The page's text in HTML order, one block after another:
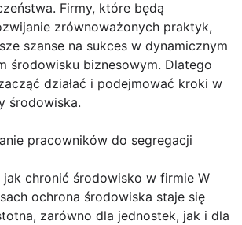
Firmy, które będą
zrównoważonych praktyk,
szanse na sukces w dynamicznym
środowisku biznesowym. Dlatego
działać i podejmować kroki w
środowiska.
pracowników do segregacji
jak chronić środowisko w firmie W
ochrona środowiska staje się
zarówno dla jednostek, jak i dla